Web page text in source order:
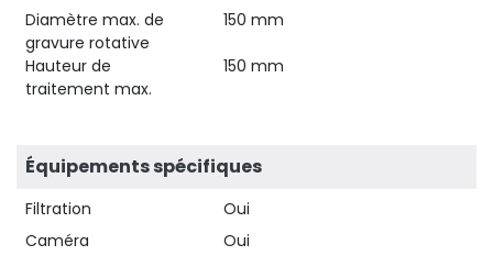
Diamètre max. de
gravure rotative
150 mm
Hauteur de
traitement max.
150 mm
Équipements spécifiques
Filtration
Oui
Caméra
Oui